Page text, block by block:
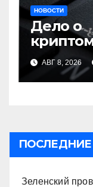
НОВОСТИ
Дело о
АВГ 8, 2026
Зеленский